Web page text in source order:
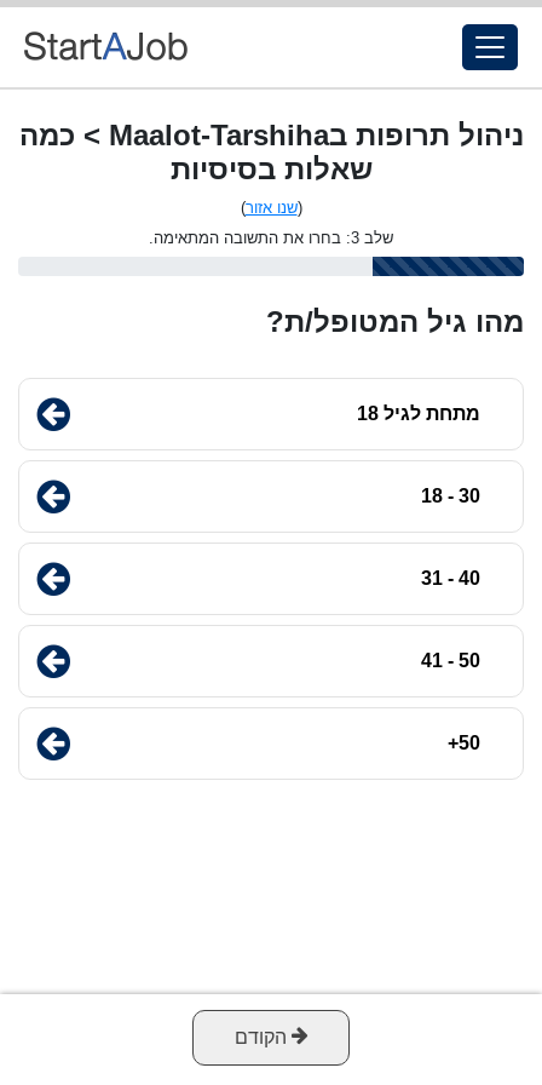
ניהול תרופות בMaalot-Tarshiha > כמה
שאלות בסיסיות
(שנו אזור)
שלב 3: בחרו את התשובה המתאימה.
מהו גיל המטופל/ת?
מתחת לגיל 18
30 - 18
40 - 31
50 - 41
50+
הקודם